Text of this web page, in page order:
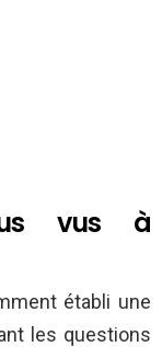
vus à
établi une
les questions